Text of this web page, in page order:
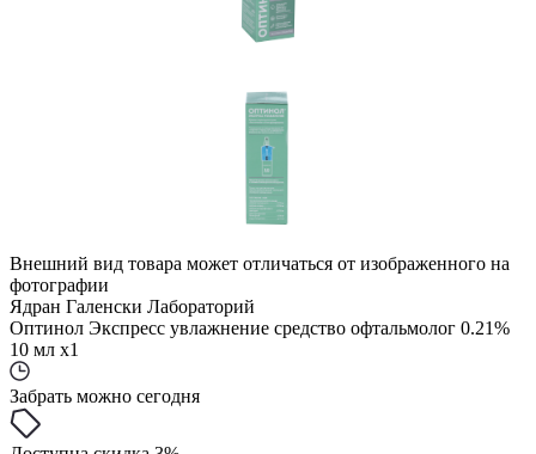
Внешний вид товара может отличаться от изображенного на
фотографии
Ядран Галенски Лабораторий
Оптинол Экспресс увлажнение средство офтальмолог 0.21%
10 мл x1
Забрать можно сегодня